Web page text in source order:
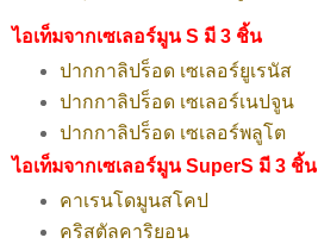
ไอเท็มจากเซเลอร์มูน S มี 3 ชิ้น
ปากกาลิปร็อด เซเลอร์ยูเรนัส
ปากกาลิปร็อด เซเลอร์เนปจูน
ปากกาลิปร็อด เซเลอร์พลูโต
ไอเท็มจากเซเลอร์มูน SuperS มี 3 ชิ้น
คาเรนโดมูนสโคป
คริสตัลคาริยอน